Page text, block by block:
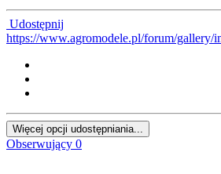
Udostępnij
https://www.agromodele.pl/forum/gallery/
Więcej opcji udostępniania...
Obserwujący 0